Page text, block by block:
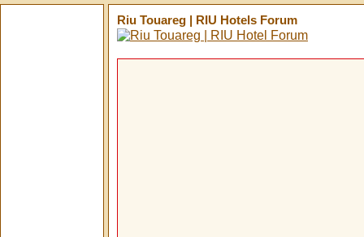
Riu Touareg | RIU Hotels Forum